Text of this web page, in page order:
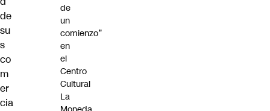
de
su
s
co
m
er
cia
de
un
comienzo”
en
el
Centro
Cultural
La